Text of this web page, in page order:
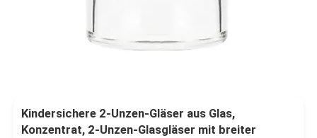
Kindersichere 2-Unzen-Gläser aus Glas,
Konzentrat, 2-Unzen-Glasgläser mit breiter